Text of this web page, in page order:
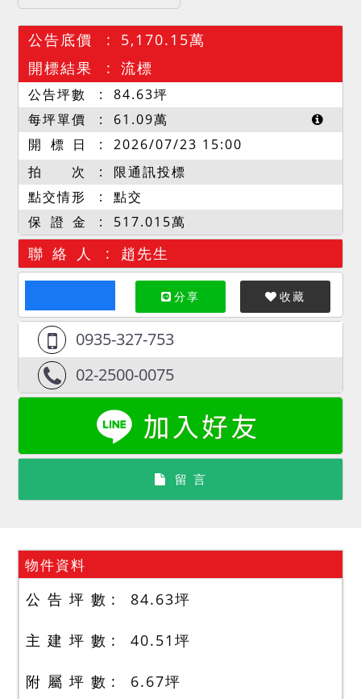
公告底價
5,170.15萬
開標結果
流標
公告坪數 84.63坪
每坪單價
61.09萬
開 標 日
2026/07/23 15:00
拍 次
限通訊投標
點交情形
點交
保 證 金
517.015萬
聯 絡 人 趙先生
分享 收藏
0935-327-753
02-2500-0075
留 言
物件資料
公 告 坪 數 84.63坪
主 建 坪 數 40.51 坪
附 屬 坪 數 6.67坪